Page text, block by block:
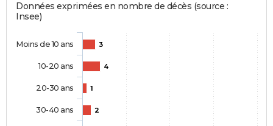
Données exprimées en nombre de décès (source :
Insee)
3
4
1
2
Moins de 10 ans
10-20 ans
20-30 ans
30-40 ans